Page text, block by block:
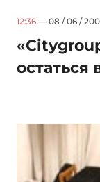
12:36 — 08 / 06 /
остаться